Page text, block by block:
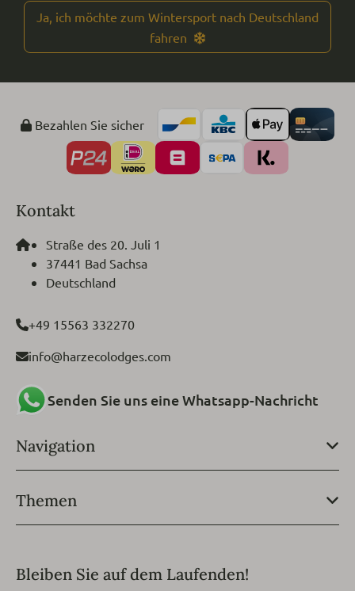
Ja, ich möchte zum Wintersport nach Deutschland
fahren
Bezahlen Sie sicher
Kontakt
Straße des 20. Juli 1
37441 Bad Sachsa
Deutschland
+49 15563 332270
info@harzecolodges.com
Senden Sie uns eine Whatsapp-Nachricht
Navigation
Themen
Bleiben Sie auf dem Laufenden!